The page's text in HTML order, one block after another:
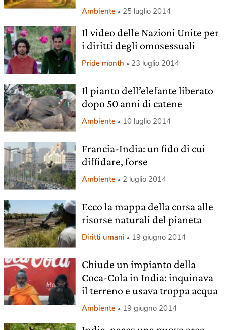
Ambiente 25 luglio 2014
Il video delle Nazioni Unite per
i diritti degli omosessuali
Pride month 23 luglio 2014
Il pianto dell’elefante liberato
dopo 50 anni di catene
Ambiente 10 luglio 2014
Francia-India: un fido di cui
diffidare, forse
Ambiente 2 luglio 2014
Ecco la mappa della corsa alle
risorse naturali del pianeta
Diritti umani 19 giugno 2014
Chiude un impianto della
Coca-Cola in India: inquinava
il terreno e usava troppa acqua
Ambiente 19 giugno 2014